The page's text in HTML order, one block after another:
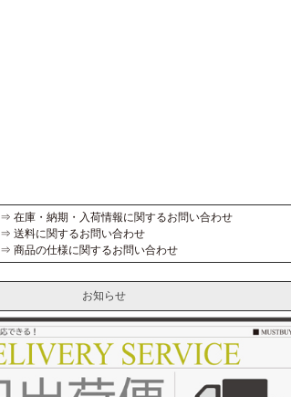
⇒ 在庫・納期・入荷情報に関するお問い合わせ
⇒ 送料に関するお問い合わせ
⇒ 商品の仕様に関するお問い合わせ
お知らせ